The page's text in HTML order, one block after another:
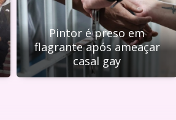
Pintor é preso em
flagrante após ameaçar
casal gay